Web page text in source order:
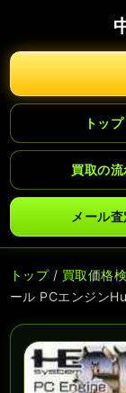
トップ
買取の流
メール査
トップ/ 買取価格
ール PCエンジン